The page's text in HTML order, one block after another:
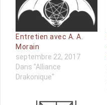
Entretien avec A. A.
Morain
septembre 22, 2017
Dans "Alliance
Drakonique"